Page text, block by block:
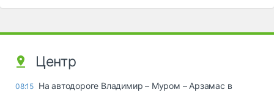
Центр
08:15 На автодороге Владимир – Муром – Арзамас в